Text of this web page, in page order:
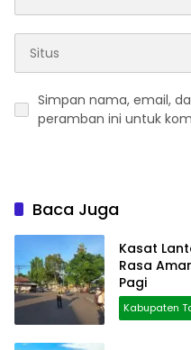
Simpan nama, email,
peramban ini untuk
Baca Juga
Kasat
Rasa
Pagi
Kabupaten